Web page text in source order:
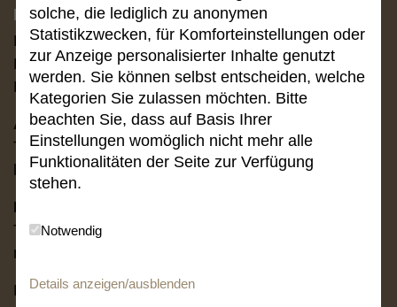
Kontakt
Kanzlei Schäfer & Kollegen
Rechtsanwälte PartmbB
Parkstraße 10 | 65549 Limburg
Anwaltschaft:
Tel. (0 64 31) 91 58 0
kanzlei@schaefer-und-kollegen.de
Notariat:
Tel. (0 64 31) 91 58 -14 / -15 / -21 / -18
notariat
Fax:(0 64 31) 91 58 58
solche, die lediglich zu anonymen
Statistikzwecken, für Komforteinstellungen oder
zur Anzeige personalisierter Inhalte genutzt
werden. Sie können selbst entscheiden, welche
Kategorien Sie zulassen möchten. Bitte
beachten Sie, dass auf Basis Ihrer
Einstellungen womöglich nicht mehr alle
Funktionalitäten der Seite zur Verfügung
stehen.
Notwendig
Details anzeigen/ausblenden